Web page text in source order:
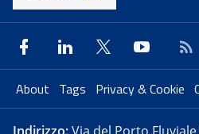
About Tags Privacy & Cookie